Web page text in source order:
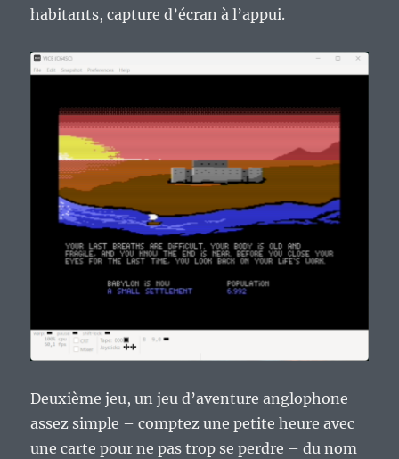
habitants, capture d’écran à l’appui.
Deuxième jeu, un jeu d’aventure anglophone
assez simple – comptez une petite heure avec
une carte pour ne pas trop se perdre – du nom